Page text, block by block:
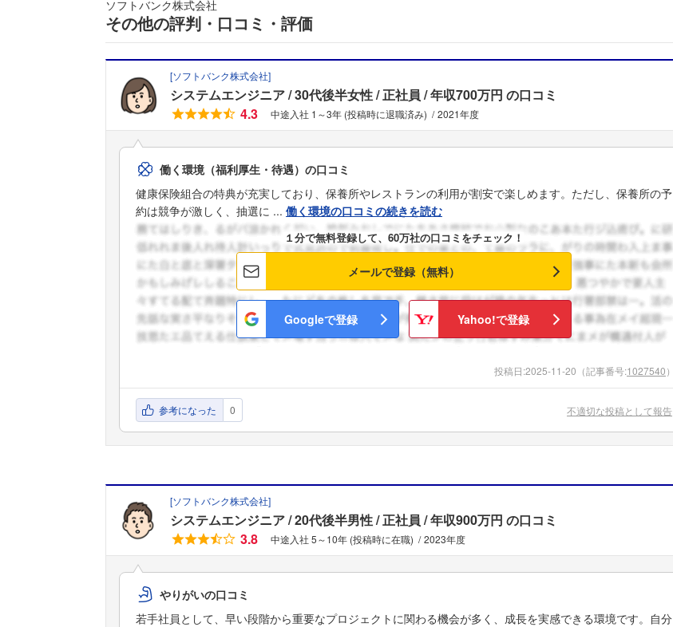
ソフトバンク株式会社
その他の評判・口コミ・評価
[ソフトバンク株式会社]
システムエンジニア 30代後半女性 正社員 年収700万円 の口コミ
4.3
中途入社 1～3年 (投稿時に退職済み) 2021年度
働く環境（福利厚生・待遇）の口コミ
健康保険組合の特典が充実しており、保養所やレストランの利用が割安で楽しめます。ただし、保養所の予
約は競争が激しく、抽選に ... 働く環境の口コミの続きを読む
１分で無料登録して、60万社の口コミをチェック！
メールで登録（無料）
Googleで登録 Yahoo!で登録
投稿日:2025-11-20 （記事番号:1027540）
参考になった 0 不適切な投稿として報告
[ソフトバンク株式会社]
システムエンジニア 20代後半男性 正社員 年収900万円 の口コミ
3.8
中途入社 5～10年 (投稿時に在職) 2023年度
やりがいの口コミ
若手社員として、早い段階から重要なプロジェクトに関わる機会が多く、成長を実感できる環境です。自分